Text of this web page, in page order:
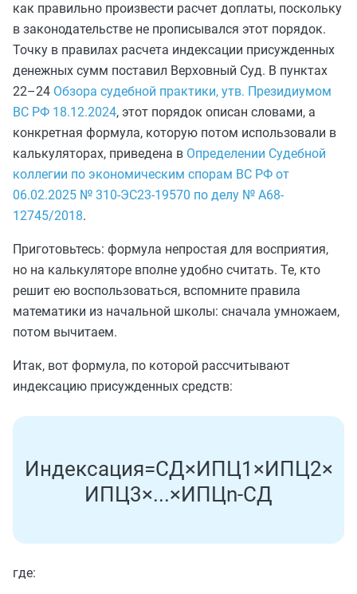
как правильно произвести расчет доплаты, поскольку
в законодательстве не прописывался этот порядок.
Точку в правилах расчета индексации присужденных
денежных сумм поставил Верховный Суд. В пунктах
22–24 Обзора судебной практики, утв. Президиумом
ВС РФ 18.12.2024, этот порядок описан словами, а
конкретная формула, которую потом использовали в
калькуляторах, приведена в Определении Судебной
коллегии по экономическим спорам ВС РФ от
06.02.2025 № 310-ЭС23-19570 по делу № А68-
12745/2018.
Приготовьтесь: формула непростая для восприятия,
но на калькуляторе вполне удобно считать. Те, кто
решит ею воспользоваться, вспомните правила
математики из начальной школы: сначала умножаем,
потом вычитаем.
Итак, вот формула, по которой рассчитывают
индексацию присужденных средств:
Индексация=СД×ИПЦ1 ×ИПЦ2×
ИПЦ3×...×ИПЦn-СД
где: